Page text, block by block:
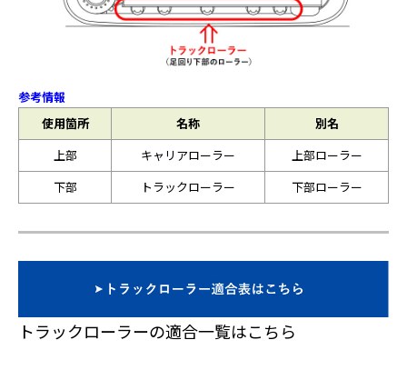
参考情報
使用箇所
名称
別名
上部
キャリアローラー
上部ローラー
下部
トラックローラー 下部ローラー
トラックローラーの適合一覧はこちら